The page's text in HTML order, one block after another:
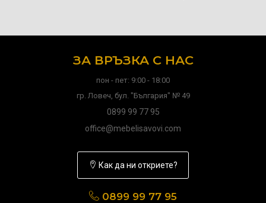
ЗА ВРЪЗКА С НАС
пон - пет: 9:00 - 18:00
гр. Ловеч, бул. "България" № 49
0899 99 77 95
office@mebelisavovi.com
Как да ни откриете?
0899 99 77 95